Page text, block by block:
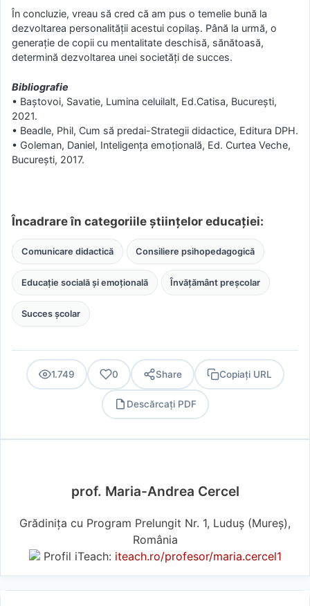
În concluzie, vreau să cred că am pus o temelie bună la
dezvoltarea personalităţii acestui copilaş. Până la urmă, o
generaţie de copii cu mentalitate deschisă, sănătoasă,
determină dezvoltarea unei societăţi de succes.
Bibliografie
• Baştovoi, Savatie, Lumina celuilalt, Ed.Catisa, Bucureşti,
2021.
• Beadle, Phil, Cum să predai-Strategii didactice, Editura DPH.
• Goleman, Daniel, Inteligenţa emoţională, Ed. Curtea Veche,
Bucureşti, 2017.
Încadrare în categoriile științelor educației:
Comunicare didactică Consiliere psihopedagogică
Educație socială și emoțională Învățământ preșcolar
Succes școlar
1.749 0 Share Copiați URL
Descărcați PDF
prof. Maria-Andrea Cercel
Grădinița cu Program Prelungit Nr. 1, Luduș (Mureş),
România
Profil iTeach: iteach.ro/profesor/maria.cercel1